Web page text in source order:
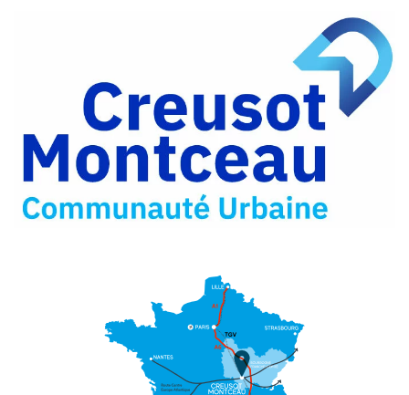
Facebook
Partager
Twitter
Partager
par
e-
mail